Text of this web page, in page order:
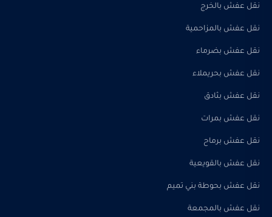
نقل عفش بالخرج
نقل عفش بالمزاحمية
نقل عفش بضرماء
نقل عفش بحريملاء
نقل عفش بثادق
نقل عفش بمرات
نقل عفش برماح
نقل عفش بالقويعية
نقل عفش بحوطة بني تميم
نقل عفش بالمجمعة